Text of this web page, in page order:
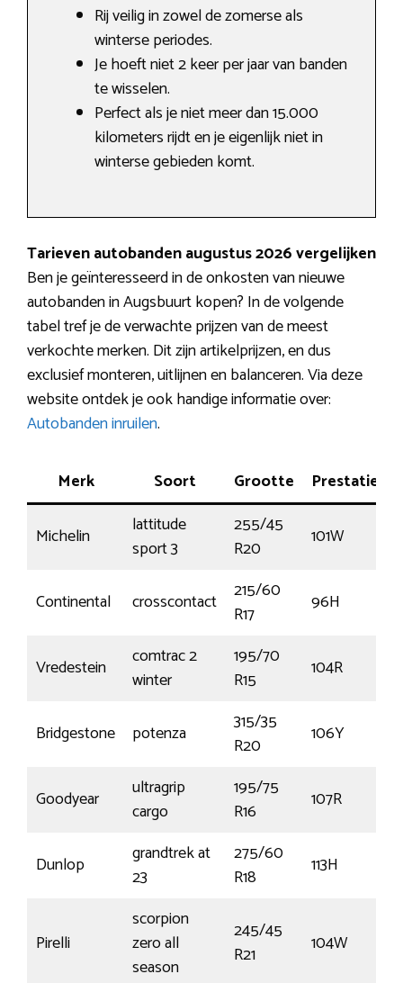
Rij veilig in zowel de zomerse als
winterse periodes.
Je hoeft niet 2 keer per jaar van banden
te wisselen.
Perfect als je niet meer dan 15.000
kilometers rijdt en je eigenlijk niet in
winterse gebieden komt.
Tarieven autobanden augustus 2026 vergelijken
Ben je geïnteresseerd in de onkosten van nieuwe
autobanden in Augsbuurt kopen? In de volgende
tabel tref je de verwachte prijzen van de meest
verkochte merken. Dit zijn artikelprijzen, en dus
exclusief monteren, uitlijnen en balanceren. Via deze
website ontdek je ook handige informatie over:
Autobanden inruilen.
Merk Soort Grootte Prestatie
Michelin
lattitude
sport 3
255/45
R20
101W
Continental crosscontact
215/60
R17
96H
Vredestein
comtrac 2
winter
195/70
R15
104R
Bridgestone potenza
315/35
R20
106Y
Goodyear
ultragrip
cargo
195/75
R16
107R
Dunlop
grandtrek at
23
275/60
R18
113H
Pirelli
scorpion
zero all
season
245/45
R21
104W